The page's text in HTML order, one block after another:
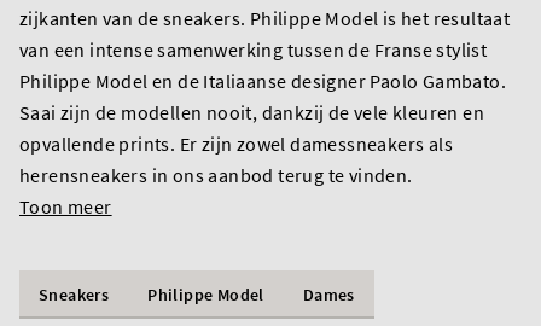
zijkanten van de sneakers. Philippe Model is het resultaat
van een intense samenwerking tussen de Franse stylist
Philippe Model en de Italiaanse designer Paolo Gambato.
Saai zijn de modellen nooit, dankzij de vele kleuren en
opvallende prints. Er zijn zowel damessneakers als
herensneakers in ons aanbod terug te vinden.
Toon meer
Sneakers Philippe Model Dames